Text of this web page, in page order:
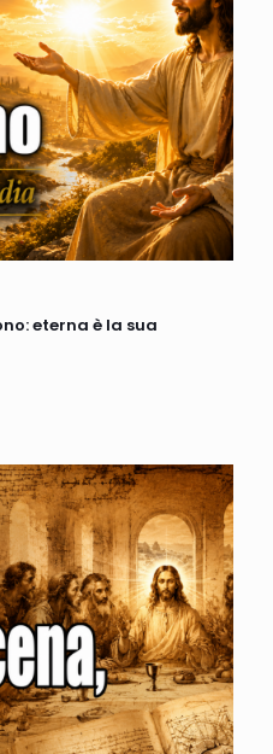
eterna è la sua